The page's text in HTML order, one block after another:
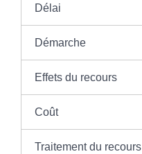
Délai
Démarche
Effets du recours
Coût
Traitement du recours